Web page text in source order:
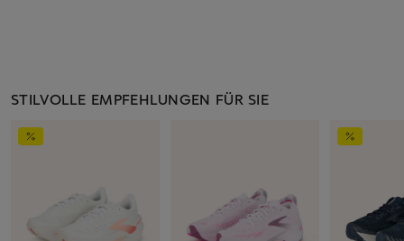
STILVOLLE EMPFEHLUNGEN FÜR SIE